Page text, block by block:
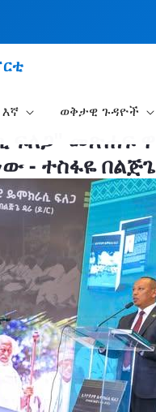
ወቅታዊ ጉዳዮች
ፍለጋ" መጽሐፍ
- ተስፋዬ